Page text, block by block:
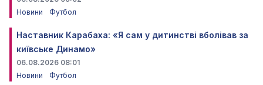
Новини
Футбол
Наставник Карабаха: «Я сам у дитинстві вболівав за
київське Динамо»
06.08.2026 08:01
Новини
Футбол